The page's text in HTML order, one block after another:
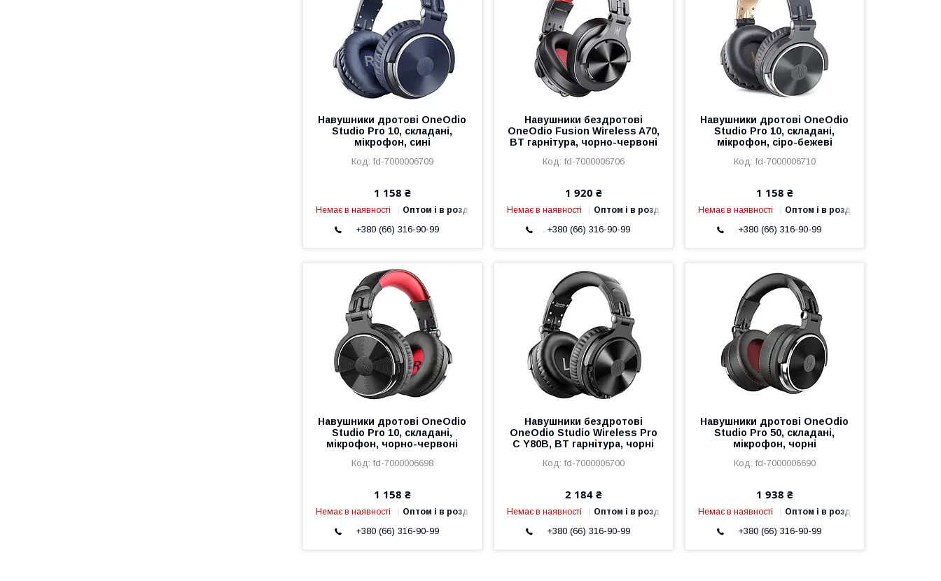
Навушники дротові OneOdio
Studio Pro 10, складані,
мікрофон, сині
fd-7000006709
1 158 ₴
Немає в наявності Оптом і в роздріб
+380 (66) 316-90-99
Навушники бездротові
OneOdio Fusion Wireless A70,
BT гарнітура, чорно-червоні
fd-7000006706
1 920 ₴
Немає в наявності Оптом і в роздріб
+380 (66) 316-90-99
Навушники дротові OneOdio
Studio Pro 10, складані,
мікрофон, сіро-бежеві
fd-7000006710
1 158 ₴
Немає в наявності Оптом і в роздріб
+380 (66) 316-90-99
Навушники дротові OneOdio
Studio Pro 10, складані,
мікрофон, чорно-червоні
fd-7000006698
1 158 ₴
Немає в наявності Оптом і в роздріб
+380 (66) 316-90-99
Навушники бездротові
OneOdio Studio Wireless Pro
C Y80B, BT гарнітура, чорні
fd-7000006700
2 184 ₴
Немає в наявності Оптом і в роздріб
+380 (66) 316-90-99
Навушники дротові OneOdio
Studio Pro 50, складані,
мікрофон, чорні
fd-7000006690
1 938 ₴
Немає в наявності Оптом і в роздріб
+380 (66) 316-90-99